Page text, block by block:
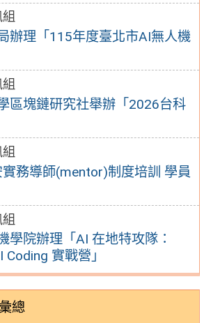
辦理「115年度臺北市AI無人機
區塊鏈研究社舉辦「2026台科
務導師(mentor)制度培訓 學員
學院辦理「AI 在地特攻隊：
實戰營」
總